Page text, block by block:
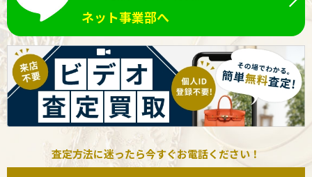
ネット事業部へ
査定方法に迷ったら今すぐお電話ください！